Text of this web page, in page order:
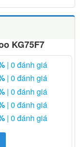
KG75F7
| 0 đánh giá
| 0 đánh giá
| 0 đánh giá
| 0 đánh giá
| 0 đánh giá